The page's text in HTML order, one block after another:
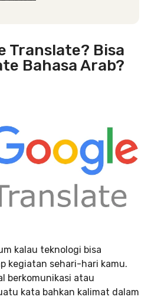
Translate? Bisa
Bahasa Arab?
kalau teknologi bisa
kegiatan sehari-hari kamu.
berkomunikasi atau
kata bahkan kalimat dalam